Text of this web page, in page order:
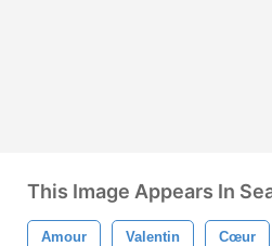
This Image Appears In
Amour Valentin Cœur